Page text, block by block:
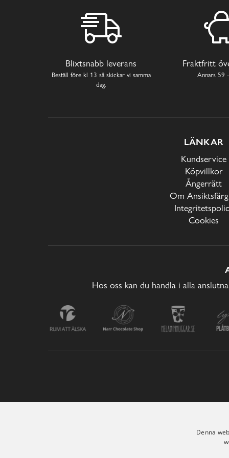
Blixtsnabb leverans
Beställ före kl 13 så skickar vi samma
dag.
Fraktfritt
Annars 59
LÄNKAR
Kundservice
Köpvillkor
Ångerrätt
Om
Cookies
Hos oss kan du handla i alla
Denna